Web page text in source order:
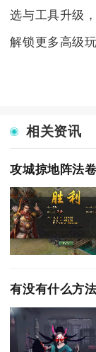
选与工具升级
解锁更多高级
相关资讯
攻城掠地阵法